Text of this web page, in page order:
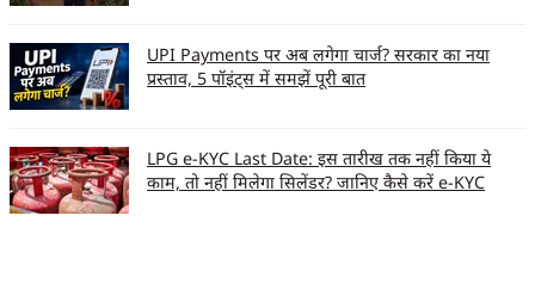
UPI Payments पर अब लगेगा चार्ज? सरकार का नया
प्रस्ताव, 5 पॉइंट्स में समझें पूरी बात
LPG e-KYC Last Date: इस तारीख तक नहीं किया ये
काम, तो नहीं मिलेगा सिलेंडर? जानिए कैसे करें e-KYC